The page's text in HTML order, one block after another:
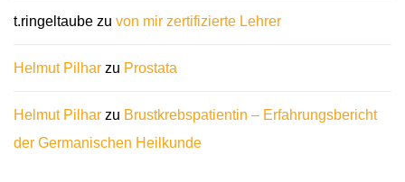
t.ringeltaube zu von mir zertifizierte Lehrer
Helmut Pilhar zu Prostata
Helmut Pilhar zu Brustkrebspatientin – Erfahrungsbericht
der Germanischen Heilkunde